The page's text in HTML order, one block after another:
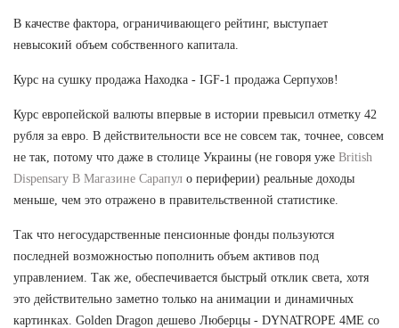
В качестве фактора, ограничивающего рейтинг, выступает
невысокий объем собственного капитала.
Курс на сушку продажа Находка - IGF-1 продажа Серпухов!
Курс европейской валюты впервые в истории превысил отметку 42
рубля за евро. В действительности все не совсем так, точнее, совсем
не так, потому что даже в столице Украины (не говоря уже British
Dispensary В Магазине Сарапул о периферии) реальные доходы
меньше, чем это отражено в правительственной статистике.
Так что негосударственные пенсионные фонды пользуются
последней возможностью пополнить объем активов под
управлением. Так же, обеспечивается быстрый отклик света, хотя
это действительно заметно только на анимации и динамичных
картинках. Golden Dragon дешево Люберцы - DYNATROPE 4ME со